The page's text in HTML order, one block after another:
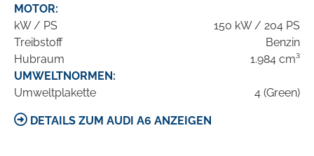
MOTOR:
kW / PS
150 kW / 204 PS
Treibstoff
Benzin
Hubraum
1.984 cm³
UMWELTNORMEN:
Umweltplakette
4 (Green)
DETAILS ZUM AUDI A6 ANZEIGEN